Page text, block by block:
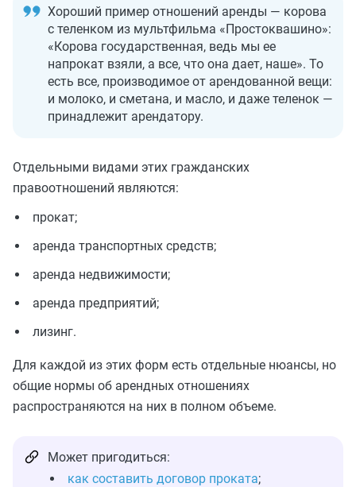
Хороший пример отношений аренды — корова
с теленком из мультфильма «Простоквашино»:
«Корова государственная, ведь мы ее
напрокат взяли, а все, что она дает, наше». То
есть все, производимое от арендованной вещи:
и молоко, и сметана, и масло, и даже теленок —
принадлежит арендатору.
Отдельными видами этих гражданских
правоотношений являются:
прокат;
аренда транспортных средств;
аренда недвижимости;
аренда предприятий;
лизинг.
Для каждой из этих форм есть отдельные нюансы, но
общие нормы об арендных отношениях
распространяются на них в полном объеме.
Может пригодиться:
как составить договор проката;